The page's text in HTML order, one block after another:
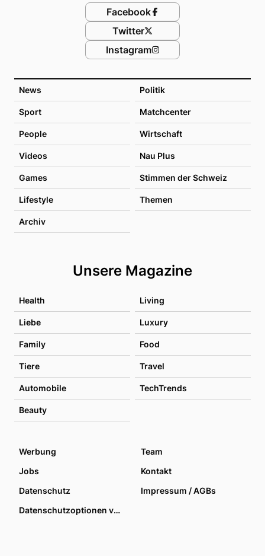
News Politik
Sport Matchcenter
People Wirtschaft
Videos Nau Plus
Games Stimmen der Schweiz
Lifestyle Themen
Archiv
Unsere Magazine
Health Living
Liebe Luxury
Family Food
Tiere Travel
Automobile TechTrends
Beauty
Facebook
Twitter
Instagram
Werbung
Team
Jobs
Kontakt
Datenschutz
Impressum / AGBs
Datenschutzoptionen verwalten